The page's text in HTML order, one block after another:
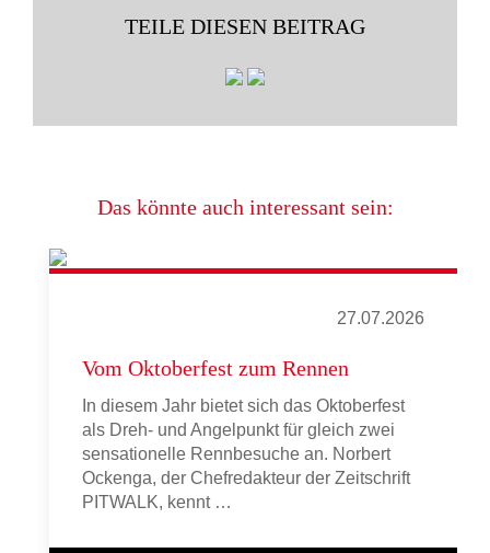
TEILE DIESEN BEITRAG
Das könnte auch interessant sein:
27.07.2026
Vom Oktoberfest zum Rennen
In diesem Jahr bietet sich das Oktoberfest
als Dreh- und Angelpunkt für gleich zwei
sensationelle Rennbesuche an. Norbert
Ockenga, der Chefredakteur der Zeitschrift
PITWALK, kennt …